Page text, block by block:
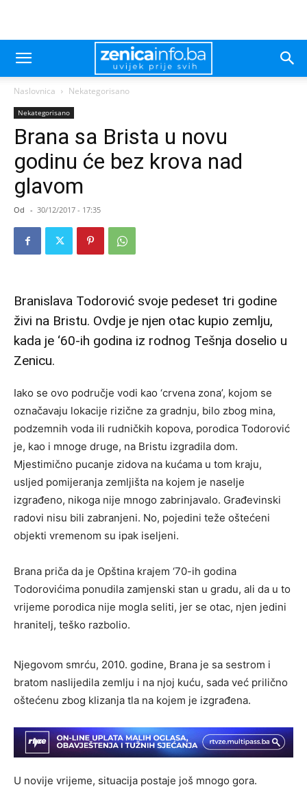
Naslovnica Nekategorisano
Nekategorisano
Brana sa Brista u novu
godinu će bez krova nad
glavom
Od - 30/12/2017 - 17:35
Branislava Todorović svoje pedeset tri godine
živi na Bristu. Ovdje je njen otac kupio zemlju,
kada je ‘60-ih godina iz rodnog Tešnja doselio u
Zenicu.
Iako se ovo područje vodi kao ‘crvena zona’, kojom se
označavaju lokacije rizične za gradnju, bilo zbog mina,
podzemnih voda ili rudničkih kopova, porodica Todorović
je, kao i mnoge druge, na Bristu izgradila dom.
Mjestimično pucanje zidova na kućama u tom kraju,
usljed pomijeranja zemljišta na kojem je naselje
izgrađeno, nikoga nije mnogo zabrinjavalo. Građevinski
radovi nisu bili zabranjeni. No, pojedini teže oštećeni
objekti vremenom su ipak iseljeni.
Brana priča da je Opština krajem ‘70-ih godina
Todorovićima ponudila zamjenski stan u gradu, ali da u to
vrijeme porodica nije mogla seliti, jer se otac, njen jedini
hranitelj, teško razbolio.
Njegovom smrću, 2010. godine, Brana je sa sestrom i
bratom naslijedila zemlju i na njoj kuću, sada već prilično
oštećenu zbog klizanja tla na kojem je izgrađena.
U novije vrijeme, situacija postaje još mnogo gora.